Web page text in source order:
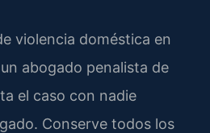
violencia doméstica en
abogado penalista de
el caso con nadie
Conserve todos los